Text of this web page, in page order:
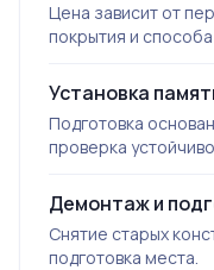
Цена зависит от
покрытия и
Установка
Подготовка
проверка
Демонтаж и
Снятие старых
подготовка места.